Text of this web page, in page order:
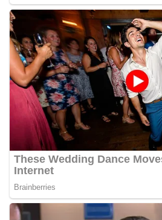
hubungan kemitraan
masyarakat, sekaligus
kolektif warga akan
keamanan, ketertiban,
lingkungan, khususnya
momentum bersejarah
Republik
rencananya akan terus
oleh Bhabinkamtibmas di
Sunggal sebagai bagian
situasi Kamtibmas yang
sekaligus menumbuhkan
warga dalam menyambut
Ini Alasan Plh Sekda
Lase Segera Dievaluasi
Dinas SDABMBK Perkuat